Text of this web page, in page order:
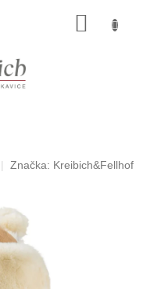
Značka: Kreibich&Fellhof